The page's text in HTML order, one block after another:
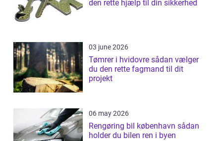
den rette hjælp til din sikkerhed
03 june 2026
Tømrer i hvidovre sådan vælger
du den rette fagmand til dit
projekt
06 may 2026
Rengøring bil københavn sådan
holder du bilen ren i byen